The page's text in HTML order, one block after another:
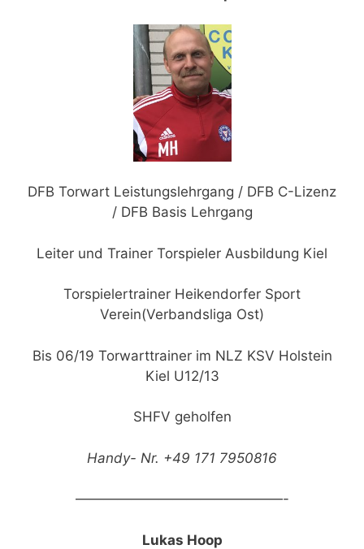
DFB Torwart Leistungslehrgang / DFB C-Lizenz
/ DFB Basis Lehrgang
Leiter und Trainer Torspieler Ausbildung Kiel
Torspielertrainer Heikendorfer Sport
Verein(Verbandsliga Ost)
Bis 06/19 Torwarttrainer im NLZ KSV Holstein
Kiel U12/13
SHFV geholfen
Handy- Nr. +49 171 7950816
———————————————-
Lukas Hoop